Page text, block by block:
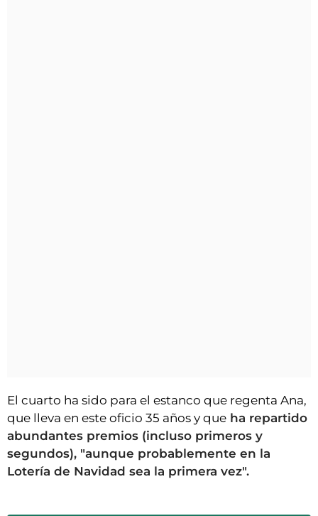
El cuarto ha sido para el estanco que regenta Ana,
que lleva en este oficio 35 años y que ha repartido
abundantes premios (incluso primeros y
segundos), "aunque probablemente en la
Lotería de Navidad sea la primera vez".